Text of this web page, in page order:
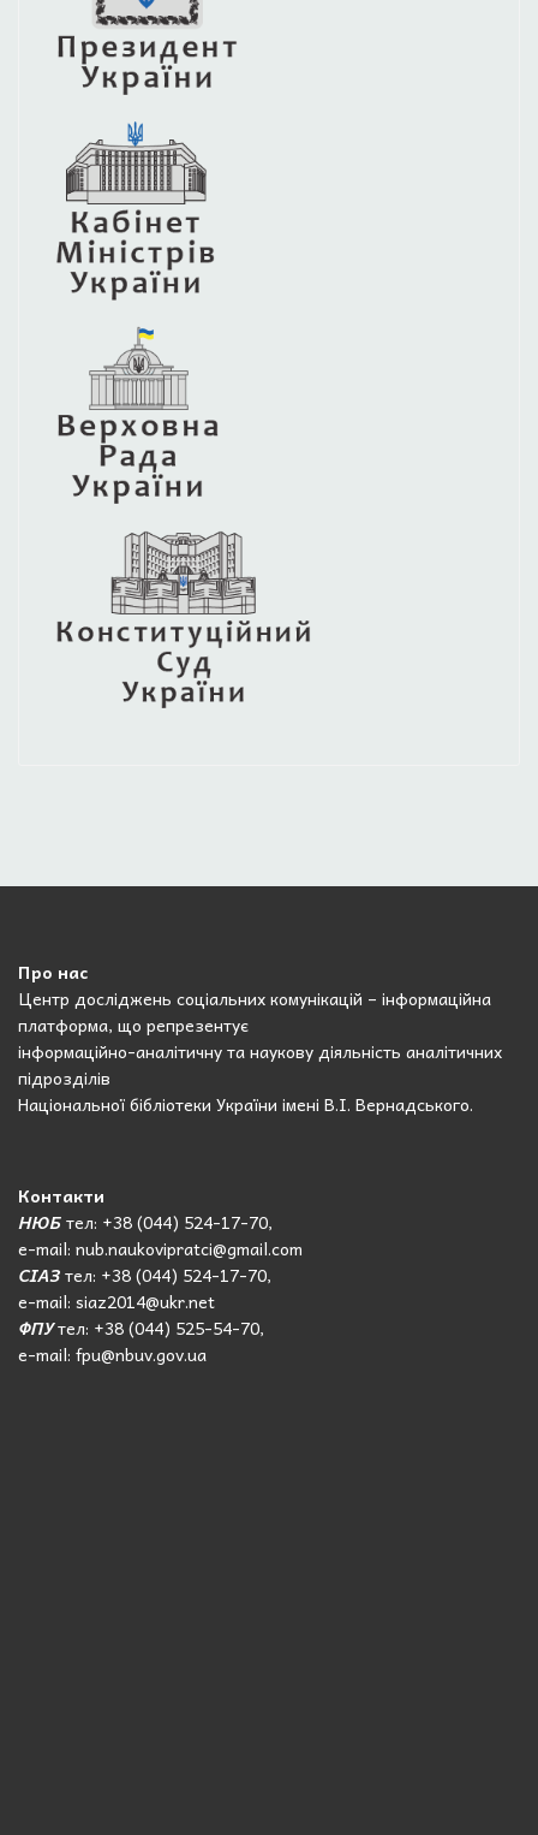
Про нас
Центр досліджень соціальних комунікацій – інформаційна
платформа, що репрезентує
інформаційно-аналітичну та наукову діяльність аналітичних
підрозділів
Національної бібліотеки України імені В.І. Вернадського.
Контакти
НЮБтел: +38 (044) 524-17-70,
e-mail: nub.naukovipratci@gmail.com
СІАЗтел: +38 (044) 524-17-70,
e-mail: siaz2014@ukr.net
ФПУтел: +38 (044) 525-54-70,
e-mail: fpu@nbuv.gov.ua